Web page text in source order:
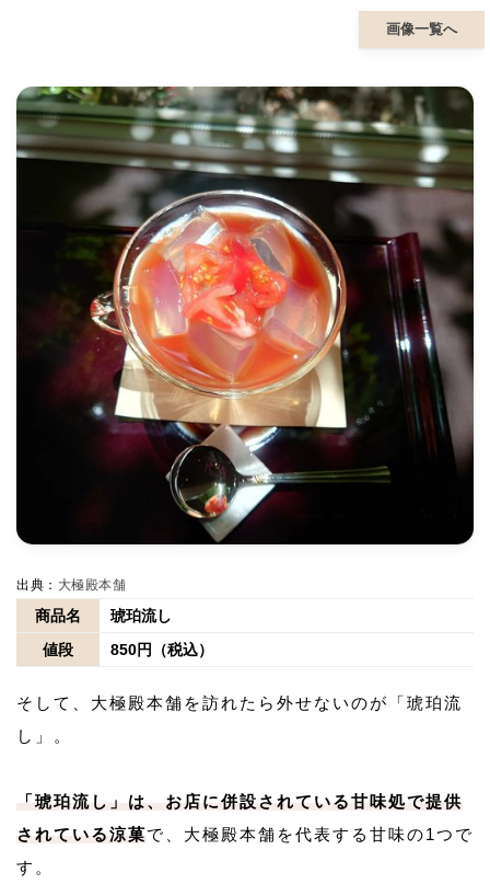
画像一覧へ
出典： 大極殿本舗
商品名
琥珀流し
値段
850円（税込）
そして、大極殿本舗を訪れたら外せないのが「琥珀流
し」。
「琥珀流し」は、お店に併設されている甘味処で提供
されている涼菓で、大極殿本舗を代表する甘味の1つで
す。